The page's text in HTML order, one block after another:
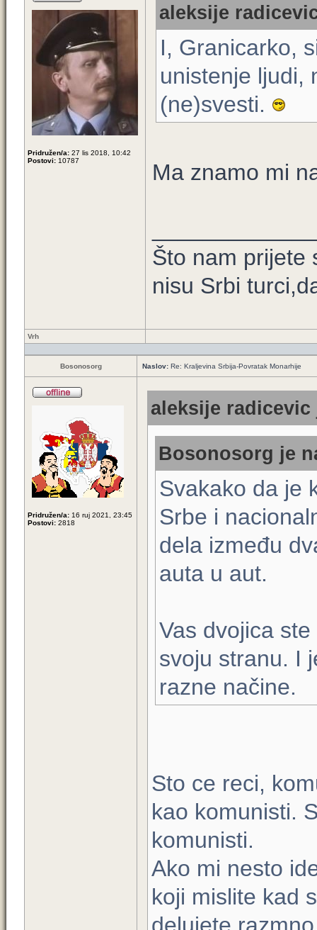
Pridružen/a: 27 lis 2018, 10:42
Postovi: 10787
aleksije
I, Granicarko,
unistenje ljudi,
(ne)svesti.
Ma znamo mi
Što nam prijete
nisu Srbi
Vrh
Bosonosorg Naslov: Re: Kraljevina Srbija-Povratak Monarhije
Pridružen/a: 16 ruj 2021, 23:45
Postovi: 2818
aleksije
Bosonosorg je
Svakako da je
Srbe i
dela između
auta u aut.
Vas dvojica
svoju stranu. I
razne načine.
Sto ce reci,
kao komunisti.
komunisti.
Ako mi nesto
koji mislite kad